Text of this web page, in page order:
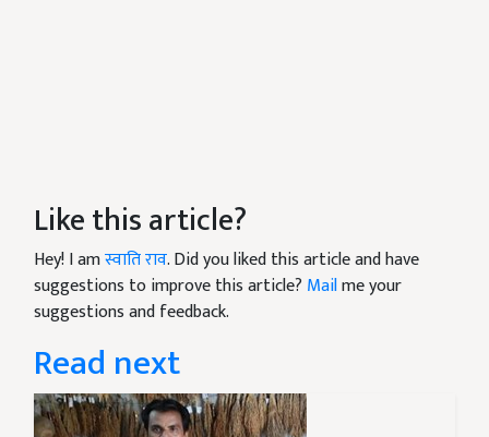
Like this article?
Hey! I amस्वाति राव. Did you liked this article and have
suggestions to improve this article? Mailme your
suggestions and feedback.
Read next